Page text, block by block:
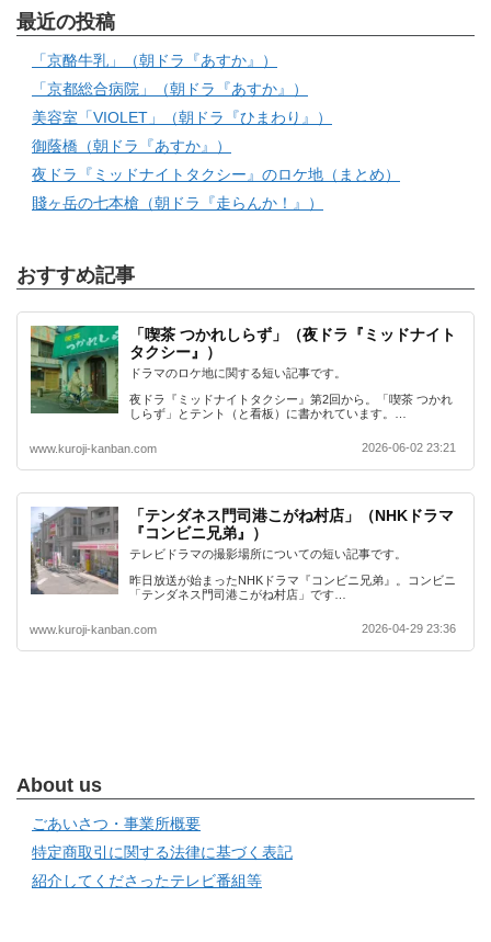
最近の投稿
「京酪牛乳」（朝ドラ『あすか』）
「京都総合病院」（朝ドラ『あすか』）
美容室「VIOLET」（朝ドラ『ひまわり』）
御蔭橋（朝ドラ『あすか』）
夜ドラ『ミッドナイトタクシー』のロケ地（まとめ）
賤ヶ岳の七本槍（朝ドラ『走らんか！』）
おすすめ記事
「喫茶 つかれしらず」（夜ドラ『ミッドナイト
タクシー』）
ドラマのロケ地に関する短い記事です。
夜ドラ『ミッドナイトタクシー』第2回から。「喫茶 つかれ
しらず」とテント（と看板）に書かれています。…
www.kuroji-kanban.com 2026-06-02 23:21
「テンダネス門司港こがね村店」（NHKドラマ
『コンビニ兄弟』）
テレビドラマの撮影場所についての短い記事です。
昨日放送が始まったNHKドラマ『コンビニ兄弟』。コンビニ
「テンダネス門司港こがね村店」です…
www.kuroji-kanban.com 2026-04-29 23:36
About us
ごあいさつ・事業所概要
特定商取引に関する法律に基づく表記
紹介してくださったテレビ番組等